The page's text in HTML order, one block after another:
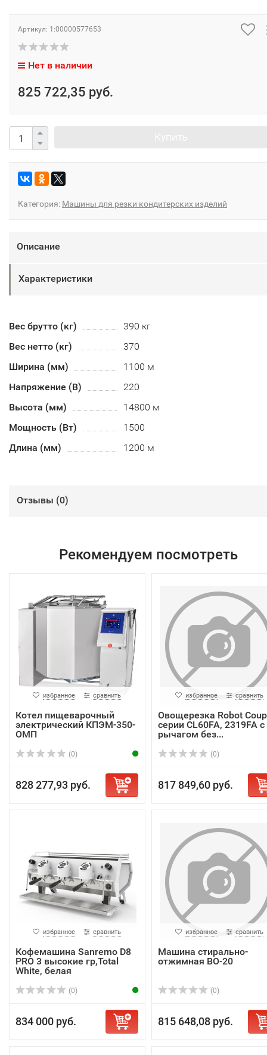
Артикул: 1:00000577653
Нет в наличии
825 722,35 руб.
Категория: Машины для резки кондитерских изделий
Описание
Характеристики
Вес брутто (кг)
390 кг
Вес нетто (кг)
370
Ширина (мм)
1100 м
Напряжение (В)
220
Высота (мм)
14800 м
Мощность (Вт)
1500
Длина (мм)
1200 м
Отзывы (0)
Рекомендуем посмотреть
избранное сравнить
Котел пищеварочный
электрический КПЭМ-350-
ОМП
(0)
828 277,93 руб.
избранное сравнить
Овощерезка Robot
серии CL60FA, 2319FA с
рычагом без...
(0)
817 849,60 руб.
избранное сравнить
Кофемашина Sanremo D8
PRO 3 высокие гр,Total
White, белая
(0)
834 000 руб.
избранное сравнить
Машина стирально-
отжимная ВО-20
(0)
815 648,08 руб.